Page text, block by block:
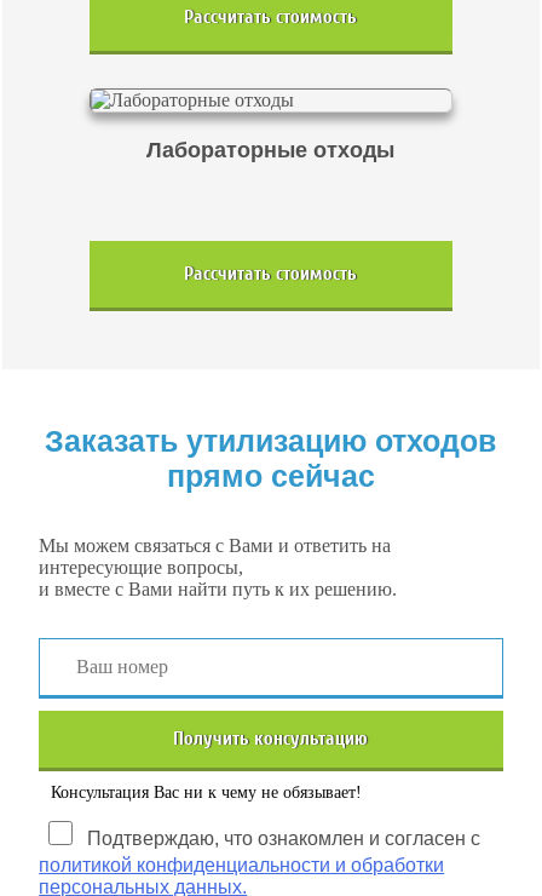
Рассчитать стоимость
Лабораторные отходы
Рассчитать стоимость
Заказать утилизацию отходов
прямо сейчас
Мы можем связаться с Вами и ответить на
интересующие вопросы,
и вместе с Вами найти путь к их решению.
Получить консультацию
Консультация Вас ни к чему не обязывает!
Подтверждаю, что ознакомлен и согласен с
политикой конфиденциальности и обработки
персональных данных.